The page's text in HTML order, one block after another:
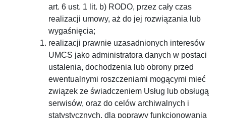
art. 6 ust. 1 lit. b) RODO, przez cały czas
realizacji umowy, aż do jej rozwiązania lub
wygaśnięcia;
realizacji prawnie uzasadnionych interesów
UMCS jako administratora danych w postaci
ustalenia, dochodzenia lub obrony przed
ewentualnymi roszczeniami mogącymi mieć
związek ze świadczeniem Usług lub obsługą
serwisów, oraz do celów archiwalnych i
statystycznych, dla poprawy funkcjonowania